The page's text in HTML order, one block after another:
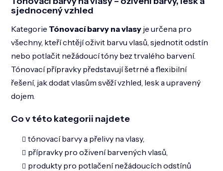
sjednocený vzhled
Kategorie Tónovací barvy na vlasy je určena pro
všechny, kteří chtějí oživit barvu vlasů, sjednotit odstín
nebo potlačit nežádoucí tóny bez trvalého barvení.
Tónovací přípravky představují šetrné a flexibilní
řešení, jak dodat vlasům svěží vzhled, lesk a upravený
dojem.
Co v této kategorii najdete
tónovací barvy a přelivy na vlasy,
přípravky pro oživení barvených vlasů,
produkty pro potlačení nežádoucích odstínů